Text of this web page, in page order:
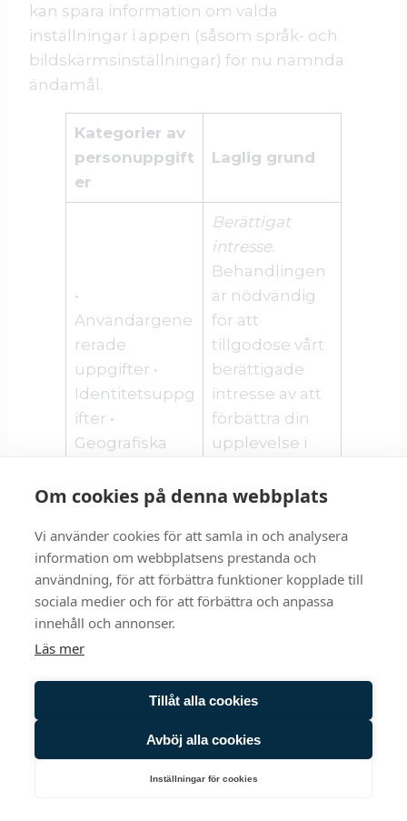
Om cookies på denna webbplats
Vi använder cookies för att samla in och analysera
information om webbplatsens prestanda och
användning, för att förbättra funktioner kopplade till
sociala medier och för att förbättra och anpassa
innehåll och annonser.
Läs mer
Tillåt alla cookies
Avböj alla cookies
Inställningar för cookies
kan spara information om valda
inställningar i appen (såsom språk- och
bildskärmsinställningar) för nu nämnda
ändamål.
Kategorier av
personuppgift
er
Laglig grund
•
Användargene
rerade
uppgifter •
Identitetsuppg
ifter •
Geografiska
Berättigat
intresse.
Behandlingen
är nödvändig
för att
tillgodose vårt
berättigade
intresse av att
förbättra din
upplevelse i
dig
innehåll.
Bevarandetid: Dina personuppgifter
bevaras för detta ändamål tillsvidare eller
Hantera och bemöta rättsliga krav
I syfte att hantera och bemöta rättsliga krav,
t.ex. i samband med en tvist eller en